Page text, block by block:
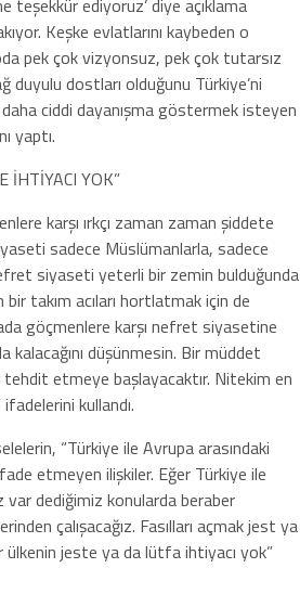
teşekkür ediyoruz’ diye açıklama
Keşke evlatlarını kaybeden o
pek çok vizyonsuz, pek çok tutarsız
duyulu dostları olduğunu Türkiye’ni
ciddi dayanışma göstermek isteyen
yaptı.
İHTİYACI YOK”
karşı ırkçı zaman zaman şiddete
sadece Müslümanlarla, sadece
siyaseti yeterli bir zemin bulduğunda
bir takım acıları hortlatmak için de
göçmenlere karşı nefret siyasetine
kalacağını düşünmesin. Bir müddet
etmeye başlayacaktır. Nitekim en
kullandı.
“Türkiye ile Avrupa arasındaki
etmeyen ilişkiler. Eğer Türkiye ile
dediğimiz konularda beraber
çalışacağız. Fasılları açmak jest ya
ülkenin jeste ya da lütfa ihtiyacı yok”